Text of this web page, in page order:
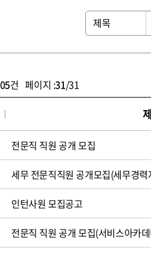
건 페이지 :31/31
전문직 직원 공개 모집
세무 전문직직원 공개모집(세무경력
인턴사원 모집공고
전문직 직원 공개 모집(서비스아카